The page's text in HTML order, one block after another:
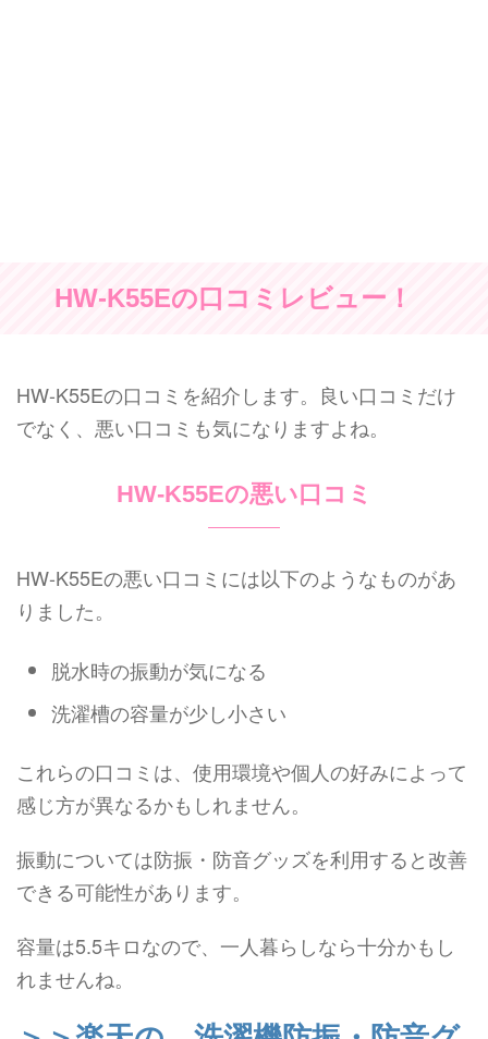
HW-K55Eの口コミレビュー！
HW-K55Eの口コミを紹介します。良い口コミだけ
でなく、悪い口コミも気になりますよね。
HW-K55Eの悪い口コミ
HW-K55Eの悪い口コミには以下のようなものがあ
りました。
脱水時の振動が気になる
洗濯槽の容量が少し小さい
これらの口コミは、使用環境や個人の好みによって
感じ方が異なるかもしれません。
振動については防振・防音グッズを利用すると改善
できる可能性があります。
容量は5.5キロなので、一人暮らしなら十分かもし
れませんね。